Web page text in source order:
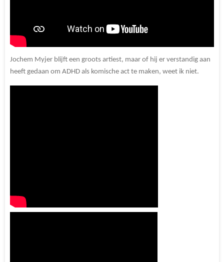
Jochem Myjer blijft een groots artiest, maar of hij er verstandig aan
heeft gedaan om ADHD als komische act te maken, weet ik niet.